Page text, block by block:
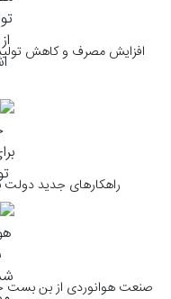
افزایش مصرف و کاهش
راهکارهای جدید دولت
صنعت هوانوردی از بن بست